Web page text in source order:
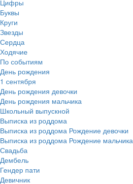
Цифры
Буквы
Круги
Звезды
Сердца
Ходячие
По событиям
День рождения
1 сентября
День рождения девочки
День рождения мальчика
Школьный выпускной
Выписка из роддома
Выписка из роддома Рождение девочки
Выписка из роддома Рождение мальчика
Свадьба
Дембель
Гендер пати
Девичник